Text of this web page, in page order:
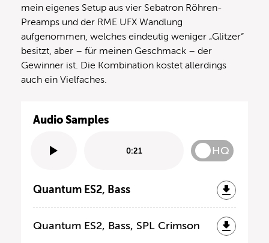
mein eigenes Setup aus vier Sebatron Röhren-
Preamps und der RME UFX Wandlung
aufgenommen, welches eindeutig weniger „Glitzer“
besitzt, aber – für meinen Geschmack – der
Gewinner ist. Die Kombination kostet allerdings
auch ein Vielfaches.
Audio Samples
0:21 HQ
Quantum ES2, Bass
Quantum ES2, Bass, SPL Crimson